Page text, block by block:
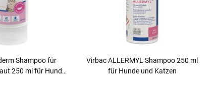
Shampoo für
ml für Hunde
Virbac ALLERMYL Shampoo 250 ml
für Hunde und Katzen